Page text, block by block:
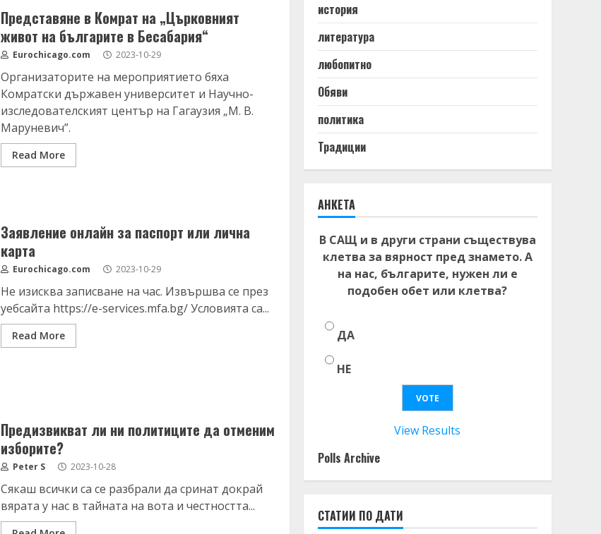
Представяне в Комрат на „Църковният
живот на българите в Бесабария“
Eurochicago.com 2023-10-29
Организаторите на мероприятието бяха
Комратски държавен университет и Научно-
изследователският център на Гагаузия „М. В.
Маруневич”.
Read More
Заявление онлайн за паспорт или лична
карта
Eurochicago.com 2023-10-29
Не изисква записване на час. Извършва се през
уебсайта https://e-services.mfa.bg/ Условията са...
Read More
Предизвикват ли ни политиците да отменим
изборите?
Peter S 2023-10-28
Сякаш всички са се разбрали да сринат докрай
вярата у нас в тайната на вота и честността...
история
литература
любопитно
Обяви
политика
Традиции
АНКЕТА
В САЩ и в други страни съществува
клетва за вярност пред знамето. А
на нас, българите, нужен ли е
подобен обет или клетва?
ДА
НЕ
View Results
Polls Archive
СТАТИИ ПО ДАТИ